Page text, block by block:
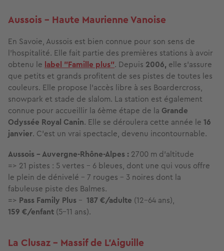
Aussois - Haute Maurienne Vanoise
En Savoie, Aussois est bien connue pour son sens de
l'hospitalité. Elle fait partie des premières stations à avoir
obtenu le label "Famille plus". Depuis 2006, elle s'assure
que petits et grands profitent de ses pistes de toutes les
couleurs. Elle propose l'accès libre à ses Boardercross,
snowpark et stade de slalom. La station est également
connue pour accueillir la 6ème étape de la Grande
Odyssée Royal Canin. Elle se déroulera cette année le 16
janvier. C'est un vrai spectacle, devenu incontournable.
Aussois - Auvergne-Rhône-Alpes : 2700 m d’altitude
=> 21 pistes : 5 vertes – 6 bleues, dont une qui vous offre
le plein de dénivelé – 7 rouges – 3 noires dont la
fabuleuse piste des Balmes.
=> Pass Family Plus – 187 €/adulte (12-64 ans),
159 €/enfant (5-11 ans).
La Clusaz - Massif de L'Aiguille